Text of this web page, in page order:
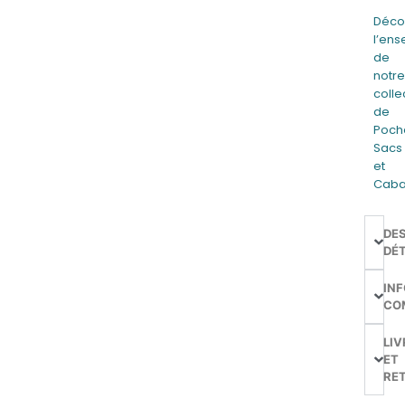
de
notre
de
Sacs
et
ET